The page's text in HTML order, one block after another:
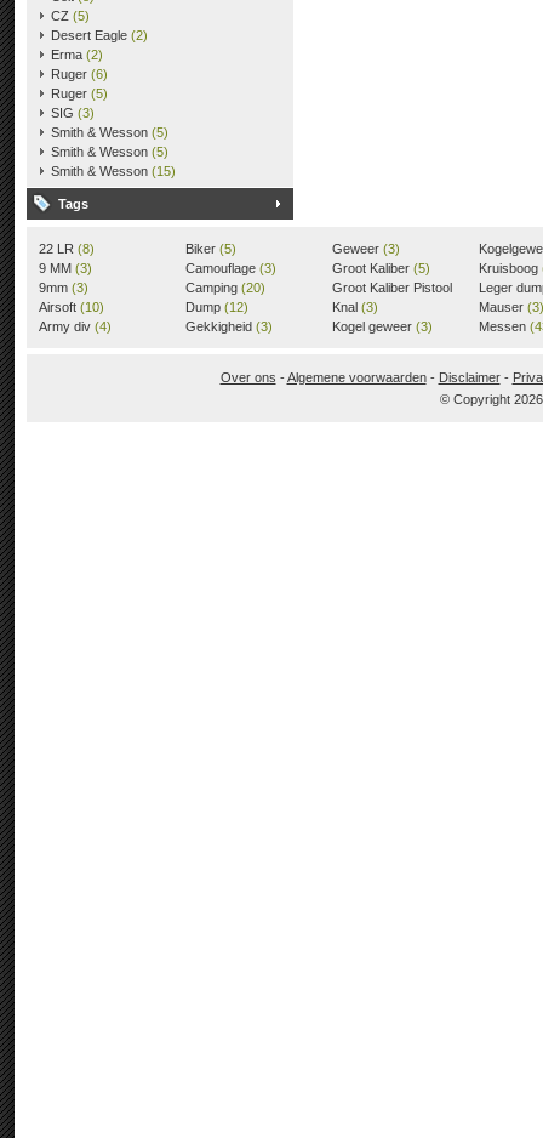
CZ (5)
Desert Eagle (2)
Erma (2)
Ruger (6)
Ruger (5)
SIG (3)
Smith & Wesson (5)
Smith & Wesson (5)
Smith & Wesson (15)
Tags
22 LR (8)
9 MM (3)
9mm (3)
Airsoft (10)
Army div (4)
Biker (5)
Camouflage (3)
Camping (20)
Dump (12)
Gekkigheid (3)
Geweer (3)
Groot Kaliber (5)
Groot Kaliber Pistool
(3)
Knal (3)
Kogel geweer (3)
Kruisboog
Leger
Mauser (3)
Messen
Over ons -Algemene voorwaarden- Disclaimer-
© Copyright